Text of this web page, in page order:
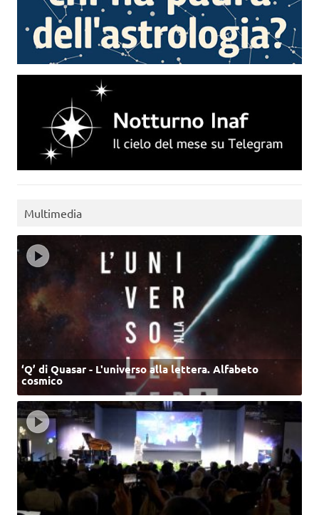
Multimedia
‘Q’ di Quasar - L'universo alla lettera. Alfabeto
cosmico